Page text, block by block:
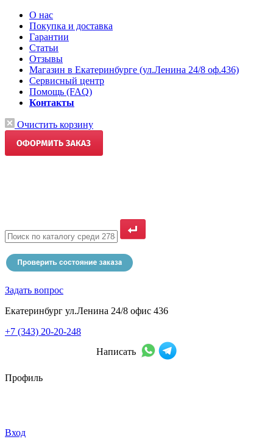
О нас
Покупка и доставка
Гарантии
Статьи
Отзывы
Магазин в Екатеринбурге (ул.Ленина 24/8 оф.436)
Сервисный центр
Помощь (FAQ)
Контакты
Очистить корзину
Задать вопрос
Екатеринбург ул.Ленина 24/8 офис 436
+7 (343) 20-20-248
Написать
Профиль
Вход